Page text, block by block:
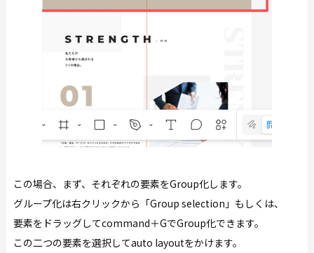
この場合、まず、それぞれの要素をGroup化します。
グループ化は右クリックから「Group selection」もしくは、
要素をドラッグしてcommand＋GでGroup化できます。
この二つの要素を選択してauto layoutをかけます。